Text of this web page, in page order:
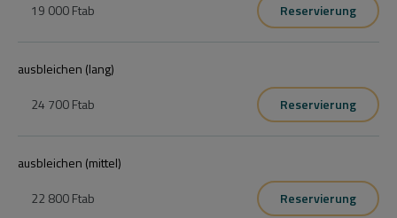
19 000 Ftab Reservierung
ausbleichen (lang)
24 700 Ftab Reservierung
ausbleichen (mittel)
22 800 Ftab Reservierung